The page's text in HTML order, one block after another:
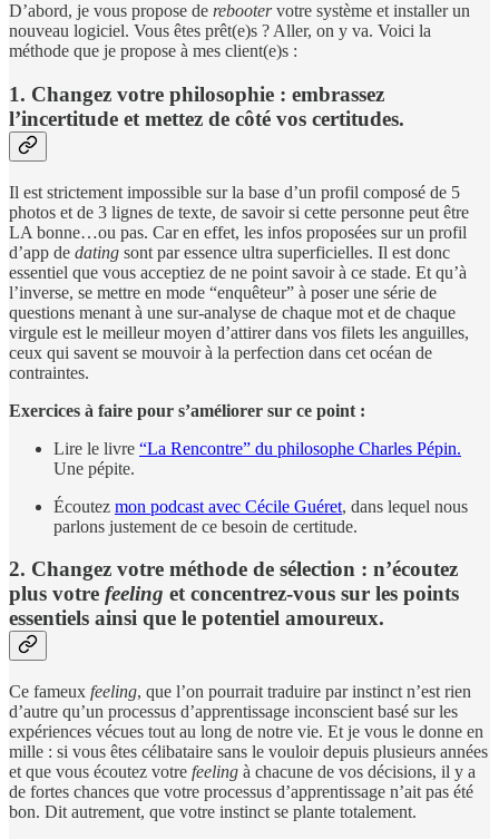
D’abord, je vous propose de rebootervotre système et installer un
nouveau logiciel. Vous êtes prêt(e)s ? Aller, on y va. Voici la
méthode que je propose à mes client(e)s :
1. Changez votre philosophie : embrassez
l’incertitude et mettez de côté vos certitudes.
Il est strictement impossible sur la base d’un profil composé de 5
photos et de 3 lignes de texte, de savoir si cette personne peut être
LA bonne…ou pas. Car en effet, les infos proposées sur un profil
d’app de dating sont par essence ultra superficielles. Il est donc
essentiel que vous acceptiez de ne point savoir à ce stade. Et qu’à
l’inverse, se mettre en mode “enquêteur” à poser une série de
questions menant à une sur-analyse de chaque mot et de chaque
virgule est le meilleur moyen d’attirer dans vos filets les anguilles,
ceux qui savent se mouvoir à la perfection dans cet océan de
contraintes.
Exercices à faire pour s’améliorer sur ce point :
Lire le livre “La Rencontre” du philosophe Charles Pépin.
Une pépite.
Écoutez mon podcast avec Cécile Guéret, dans lequel nous
parlons justement de ce besoin de certitude.
2. Changez votre méthode de sélection : n’écoutez
plus votre feeling et concentrez-vous sur les points
essentiels ainsi que le potentiel amoureux.
Ce fameux feeling, que l’on pourrait traduire par instinct n’est rien
d’autre qu’un processus d’apprentissage inconscient basé sur les
expériences vécues tout au long de notre vie. Et je vous le donne en
mille : si vous êtes célibataire sans le vouloir depuis plusieurs années
et que vous écoutez votre feeling à chacune de vos décisions, il y a
de fortes chances que votre processus d’apprentissage n’ait pas été
bon. Dit autrement, que votre instinct se plante totalement.